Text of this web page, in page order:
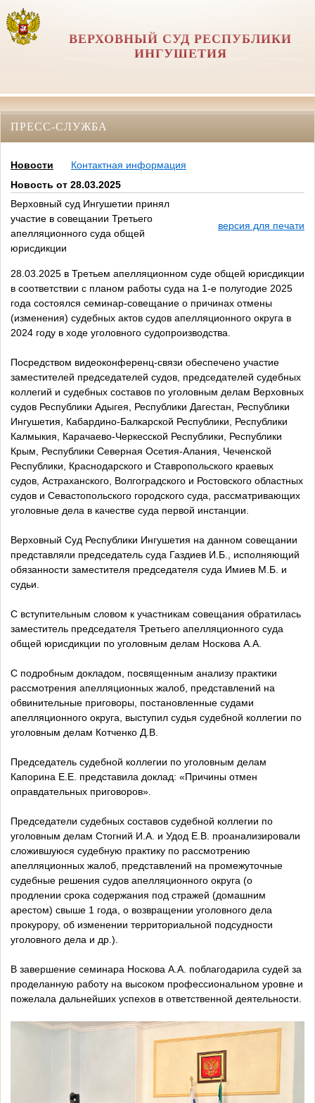
ВЕРХОВНЫЙ СУД РЕСПУБЛИКИ
ИНГУШЕТИЯ
ПРЕСС-СЛУЖБА
Новости
Контактная информация
Новость от 28.03.2025
Верховный суд Ингушетии принял
участие в совещании Третьего
апелляционного суда общей
юрисдикции
версия для печати
28.03.2025 в Третьем апелляционном суде общей юрисдикции
в соответствии с планом работы суда на 1-е полугодие 2025
года состоялся семинар-совещание о причинах отмены
(изменения) судебных актов судов апелляционного округа в
2024 году в ходе уголовного судопроизводства.
Посредством видеоконференц-связи обеспечено участие
заместителей председателей судов, председателей судебных
коллегий и судебных составов по уголовным делам Верховных
судов Республики Адыгея, Республики Дагестан, Республики
Ингушетия, Кабардино-Балкарской Республики, Республики
Калмыкия, Карачаево-Черкесской Республики, Республики
Крым, Республики Северная Осетия-Алания, Чеченской
Республики, Краснодарского и Ставропольского краевых
судов, Астраханского, Волгоградского и Ростовского областных
судов и Севастопольского городского суда, рассматривающих
уголовные дела в качестве суда первой инстанции.
Верховный Суд Республики Ингушетия на данном совещании
представляли председатель суда Газдиев И.Б., исполняющий
обязанности заместителя председателя суда Имиев М.Б. и
судьи.
С вступительным словом к участникам совещания обратилась
заместитель председателя Третьего апелляционного суда
общей юрисдикции по уголовным делам Носкова А.А.
С подробным докладом, посвященным анализу практики
рассмотрения апелляционных жалоб, представлений на
обвинительные приговоры, постановленные судами
апелляционного округа, выступил судья судебной коллегии по
уголовным делам Котченко Д.В.
Председатель судебной коллегии по уголовным делам
Капорина Е.Е. представила доклад: «Причины отмен
оправдательных приговоров».
Председатели судебных составов судебной коллегии по
уголовным делам Стогний И.А. и Удод Е.В. проанализировали
сложившуюся судебную практику по рассмотрению
апелляционных жалоб, представлений на промежуточные
судебные решения судов апелляционного округа (о
продлении срока содержания под стражей (домашним
арестом) свыше 1 года, о возвращении уголовного дела
прокурору, об изменении территориальной подсудности
уголовного дела и др.).
В завершение семинара Носкова А.А. поблагодарила судей за
проделанную работу на высоком профессиональном уровне и
пожелала дальнейших успехов в ответственной деятельности.